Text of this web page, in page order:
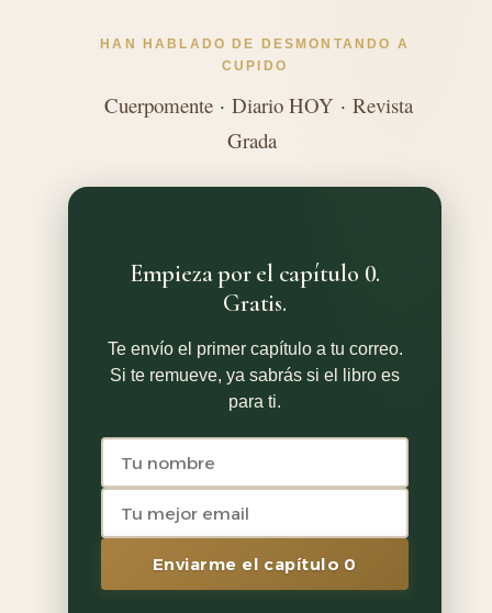
HAN HABLADO DE DESMONTANDO A
CUPIDO
Cuerpomente · Diario HOY · Revista
Grada
Empieza por el capítulo 0.
Gratis.
Te envío el primer capítulo a tu correo.
Si te remueve, ya sabrás si el libro es
para ti.
Enviarme el capítulo 0